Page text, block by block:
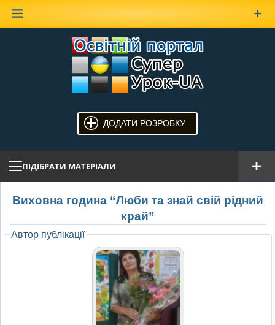
ДОДАТИ РОЗРОБКУ
ПІДІБРАТИ МАТЕРІАЛИ
Виховна година “Люби та знай свій рідний
край”
Автор публікації